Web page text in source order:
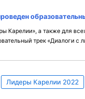
Карелии», а также для
трек «Диалоги с
Лидеры Карелии 2022